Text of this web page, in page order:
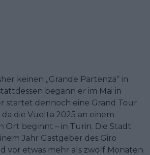
keinen „Grande Partenza“ in
begann er im Mai in
startet dennoch eine Grand Tour
da die Vuelta 2025 an einem
Ort beginnt – in Turin. Die Stadt
Jahr Gastgeber des Giro
vor etwas mehr als zwölf Monaten